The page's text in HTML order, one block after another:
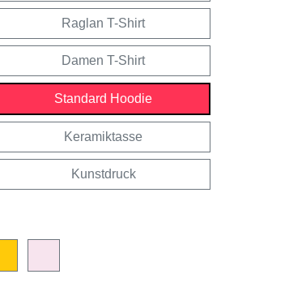
Raglan T-Shirt
Damen T-Shirt
Standard Hoodie
Keramiktasse
Kunstdruck